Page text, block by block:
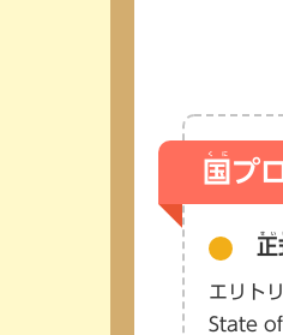
国
くに
プ
正
せい
エリト
State